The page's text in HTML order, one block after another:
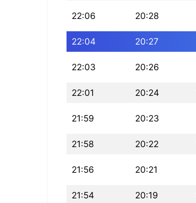
20:28
22:06
20:27
22:04
20:26
22:03
20:24
22:01
20:23
21:59
20:22
21:58
20:21
21:56
20:19
21:54